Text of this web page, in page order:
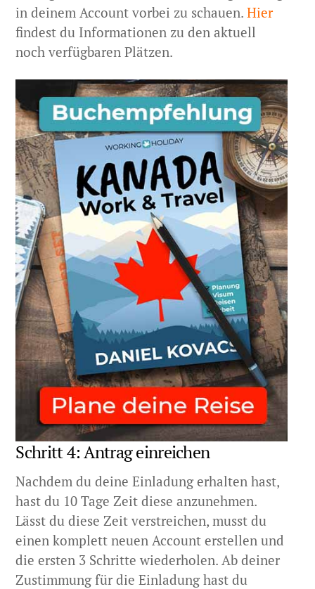
in deinem Account vorbei zu schauen.Hier
findest du Informationen zu den aktuell
noch verfügbaren Plätzen.
Schritt 4: Antrag einreichen
Nachdem du deine Einladung erhalten hast,
hast du 10 Tage Zeit diese anzunehmen.
Lässt du diese Zeit verstreichen, musst du
einen komplett neuen Account erstellen und
die ersten 3 Schritte wiederholen. Ab deiner
Zustimmung für die Einladung hast du